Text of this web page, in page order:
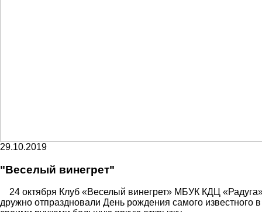
29.10.2019
"Веселый винегрет"
24 октября Клуб «Веселый винегрет» МБУК КДЦ
дружно отпраздновали День рождения самого